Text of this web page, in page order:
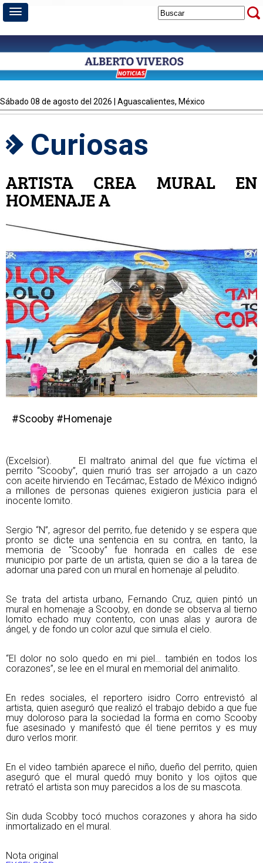
sábado 08 de agosto del 2026 | Aguascalientes, México
Curiosas
ARTISTA CREA MURAL EN
HOMENAJE A
#Scooby #Homenaje
(Excelsior). El maltrato animal del que fue víctima el
perrito “Scooby”, quien murió tras ser arrojado a un cazo
con aceite hirviendo en Tecámac, Estado de México indignó
a millones de personas quienes exigieron justicia para el
inocente lomito.
Sergio “N”, agresor del perrito, fue detenido y se espera que
pronto se dicte una sentencia en su contra, en tanto, la
memoria de “Scooby” fue honrada en calles de ese
municipio por parte de un artista, quien se dio a la tarea de
adornar una pared con un mural en homenaje al peludito.
Se trata del artista urbano, Fernando Cruz, quien pintó un
mural en homenaje a Scooby, en donde se observa al tierno
lomito echado muy contento, con unas alas y aurora de
ángel, y de fondo un color azul que simula el cielo.
“El dolor no solo quedo en mi piel… también en todos los
corazones”, se lee en el mural en memorial del animalito.
En redes sociales, el reportero isidro Corro entrevistó al
artista, quien aseguró que realizó el trabajo debido a que fue
muy doloroso para la sociedad la forma en como Scooby
fue asesinado y manifestó que él tiene perritos y es muy
duro verlos morir.
En el video también aparece el niño, dueño del perrito, quien
aseguró que el mural quedó muy bonito y los ojitos que
retrató el artista son muy parecidos a los de su mascota.
Sin duda Scobby tocó muchos corazones y ahora ha sido
inmortalizado en el mural.
Nota original